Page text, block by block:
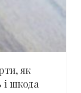
як
шкода